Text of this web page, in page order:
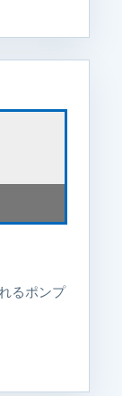
るポンプ